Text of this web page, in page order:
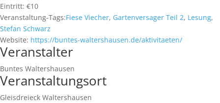
Eintritt: €10
Veranstaltung-Tags:Fiese Viecher, Gartenversager Teil 2, Lesung,
Stefan Schwarz
Website: https://buntes-waltershausen.de/aktivitaeten/
Veranstalter
Buntes Waltershausen
Veranstaltungsort
Gleisdreieck Waltershausen